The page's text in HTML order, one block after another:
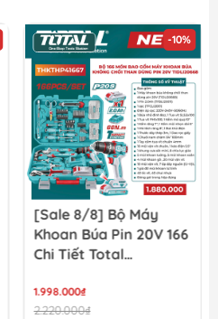
-10%
[Sale 8/8] Bộ Máy
Khoan Búa Pin 20V 166
Chi Tiết Total
THKTHP41667
1.998.000₫
2.220.000₫